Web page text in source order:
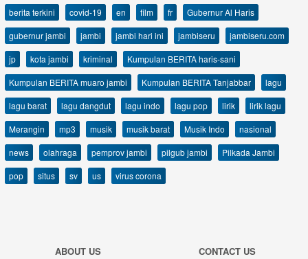
berita terkini
covid-19 en film fr
Gubernur Al Haris
gubernur jambi
jambi jambi hari ini jambiseru
jambiseru.com
jp
kota jambi kriminal
Kumpulan BERITA haris-sani
Kumpulan BERITA muaro jambi
Kumpulan BERITA Tanjabbar
lagu
lagu barat
lagu dangdut lagu indo lagu pop lirik
lirik lagu
Merangin
mp3 musik musik barat Musik Indo
nasional
news
olahraga pemprov jambi pilgub jambi
Pilkada Jambi
pop
situs sv us virus corona
ABOUT US
CONTACT US